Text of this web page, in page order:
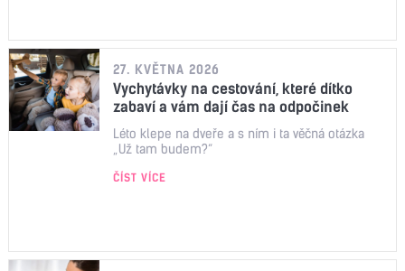
27. KVĚTNA 2026
Vychytávky na cestování, které dítko
zabaví a vám dají čas na odpočinek
Léto klepe na dveře a s ním i ta věčná otázka
„Už tam budem?“
ČÍST VÍCE